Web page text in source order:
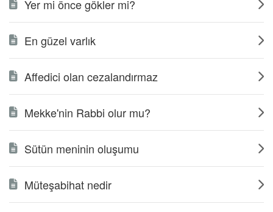
Yer mi önce gökler mi?
En güzel varlık
Affedici olan cezalandırmaz
Mekke'nin Rabbi olur mu?
Sütün meninin oluşumu
Müteşabihat nedir